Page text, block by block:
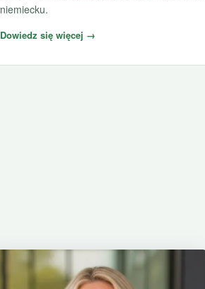
niemiecku.
Dowiedz się więcej →